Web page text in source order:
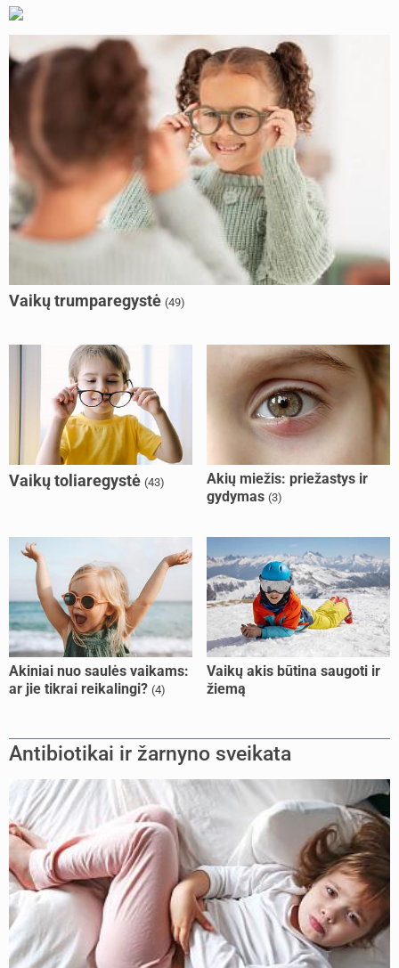
Vaikų trumparegystė (49)
Vaikų toliaregystė (43)
Akių miežis: priežastys ir
gydymas (3)
Akiniai nuo saulės vaikams:
ar jie tikrai reikalingi? (4)
Vaikų akis būtina saugoti ir
žiemą
Antibiotikai ir žarnyno sveikata